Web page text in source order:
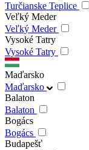
Turčianske Teplice
Veľký Meder
Veľký Meder
Vysoké Tatry
Vysoké Tatry
Maďarsko
Maďarsko
Balaton
Balaton
Bogács
Bogács
Budapešť